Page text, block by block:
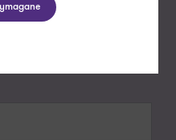
najbliższym dniu
o Twoich
nich naszą ofertę.